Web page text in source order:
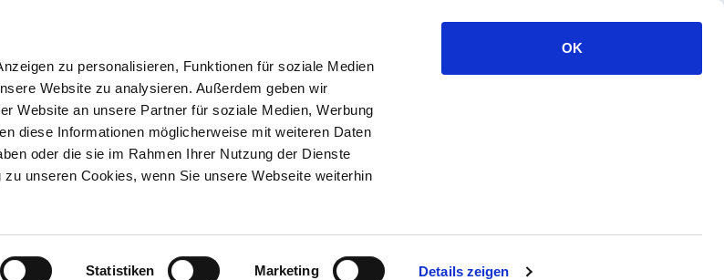
zu personalisieren, Funktionen für soziale Medien
Website zu analysieren. Außerdem geben wir
Website an unsere Partner für soziale Medien, Werbung
diese Informationen möglicherweise mit weiteren Daten
oder die sie im Rahmen Ihrer Nutzung der Dienste
unseren Cookies, wenn Sie unsere Webseite weiterhin
Statistiken Marketing Details zeigen
OK